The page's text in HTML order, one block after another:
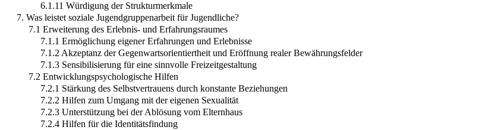
6.1.11 Würdigung der Strukturmerkmale
7. Was leistet soziale Jugendgruppenarbeit für Jugendliche?
7.1 Erweiterung des Erlebnis- und Erfahrungsraumes
7.1.1 Ermöglichung eigener Erfahrungen und Erlebnisse
7.1.2 Akzeptanz der Gegenwartsorientiertheit und Eröffnung realer Bewährungsfelder
7.1.3 Sensibilisierung für eine sinnvolle Freizeitgestaltung
7.2 Entwicklungspsychologische Hilfen
7.2.1 Stärkung des Selbstvertrauens durch konstante Beziehungen
7.2.2 Hilfen zum Umgang mit der eigenen Sexualität
7.2.3 Unterstützung bei der Ablösung vom Elternhaus
7.2.4 Hilfen für die Identitätsfindung